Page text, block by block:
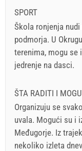
SPORT
Škola ronjenja
podmorja. U
terenima, mogu se
jedrenje na dasci.
ŠTA RADITI I
Organizuju se
uvala. Mogući su i
Međugorje. Iz
nekoliko izleta